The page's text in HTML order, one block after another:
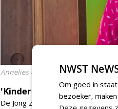
Annelies de Jong
'Kinderen moeten ook
De Jong ziet dat speelplekken
NWST
Om goed in
bezoeker,